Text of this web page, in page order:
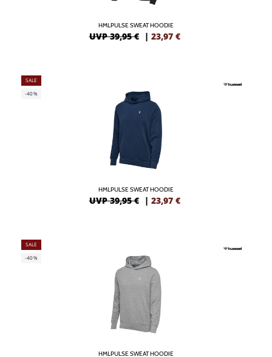
HMLPULSE SWEAT HOODIE
UVP 39,95 € | 23,97 €
SALE
-40%
HMLPULSE SWEAT HOODIE
UVP 39,95 € | 23,97 €
SALE
-40%
HMLPULSE SWEAT HOODIE